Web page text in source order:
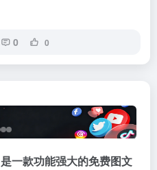
0 0
一款功能强大的免费图文